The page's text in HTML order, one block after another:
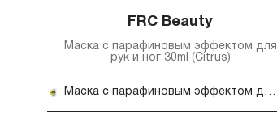
FRC Beauty
Маска с парафиновым эффектом для
рук и ног 30ml (Citrus)
Маска с парафиновым эффектом для рук и ног 30ml (Citrus)